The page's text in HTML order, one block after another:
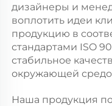
дизайнеры и
воплотить идеи
продукцию в
стандартами ISO
стабильное
окружающей
Наша продукция